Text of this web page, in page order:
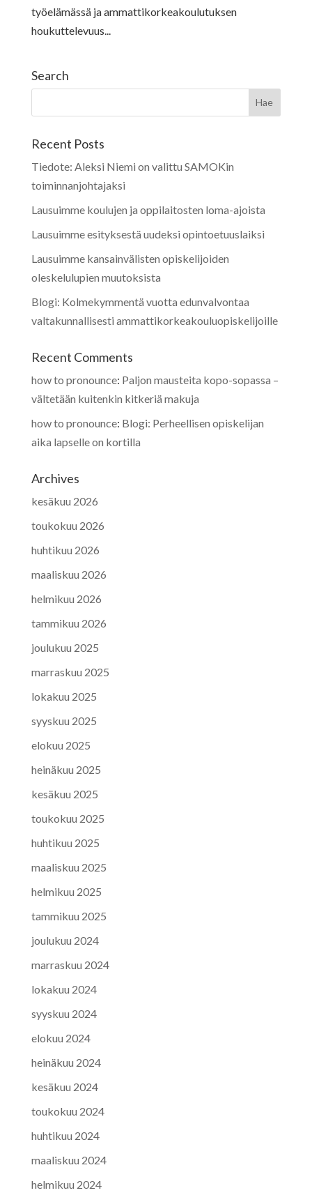
työelämässä ja ammattikorkeakoulutuksen
houkuttelevuus...
Search
Recent Posts
Tiedote: Aleksi Niemi on valittu SAMOKin
toiminnanjohtajaksi
Lausuimme koulujen ja oppilaitosten loma-ajoista
Lausuimme esityksestä uudeksi opintoetuuslaiksi
Lausuimme kansainvälisten opiskelijoiden
oleskelulupien muutoksista
Blogi: Kolmekymmentä vuotta edunvalvontaa
valtakunnallisesti ammattikorkeakouluopiskelijoille
Recent Comments
how to pronounce: Paljon mausteita kopo-sopassa –
vältetään kuitenkin kitkeriä makuja
how to pronounce: Blogi: Perheellisen opiskelijan
aika lapselle on kortilla
Archives
kesäkuu 2026
toukokuu 2026
huhtikuu 2026
maaliskuu 2026
helmikuu 2026
tammikuu 2026
joulukuu 2025
marraskuu 2025
lokakuu 2025
syyskuu 2025
elokuu 2025
heinäkuu 2025
kesäkuu 2025
toukokuu 2025
huhtikuu 2025
maaliskuu 2025
helmikuu 2025
tammikuu 2025
joulukuu 2024
marraskuu 2024
lokakuu 2024
syyskuu 2024
elokuu 2024
heinäkuu 2024
kesäkuu 2024
toukokuu 2024
huhtikuu 2024
maaliskuu 2024
helmikuu 2024